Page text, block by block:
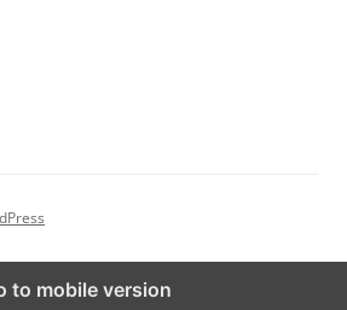
to mobile version